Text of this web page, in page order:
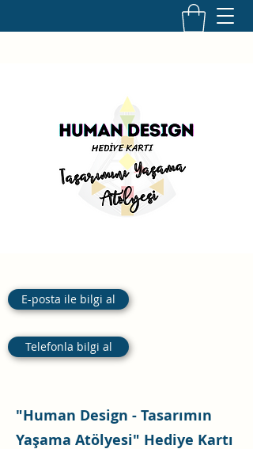
E-posta ile bilgi al
Telefonla bilgi al
"Human Design - Tasarımın
Yaşama Atölyesi" Hediye Kartı